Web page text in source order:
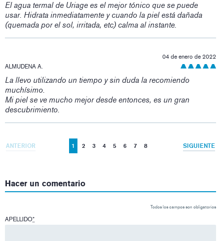
El agua termal de Uriage es el mejor tónico que se puede
usar. Hidrata inmediatamente y cuando la piel está dañada
(quemada por el sol, irritada, etc) calma al instante.
ALMUDENA A.
04 de enero de 2022
La llevo utilizando un tiempo y sin duda la recomiendo
muchísimo.
Mi piel se ve mucho mejor desde entonces, es un gran
descubrimiento.
ANTERIOR 1 2 3 4 5 6 7 8 SIGUIENTE
Hacer un comentario
Todos los campos son obligatorios
APELLIDO*